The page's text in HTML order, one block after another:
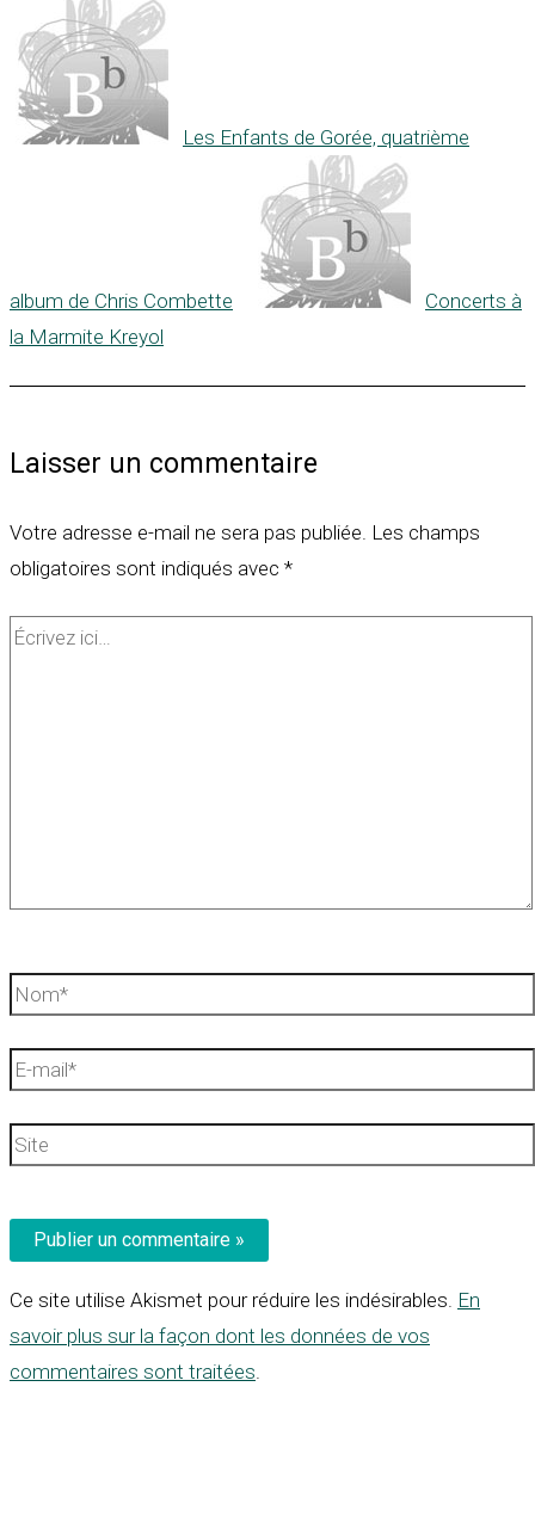
Les Enfants de Gorée, quatrième
album de Chris Combette
Concerts à
la Marmite Kreyol
Laisser un commentaire
Votre adresse e-mail ne sera pas publiée. Les champs
obligatoires sont indiqués avec *
Écrivez
Nom*
E-
Site
Ce site utilise Akismet pour réduire les indésirables. En
savoir plus sur la façon dont les données de vos
commentaires sont traitées